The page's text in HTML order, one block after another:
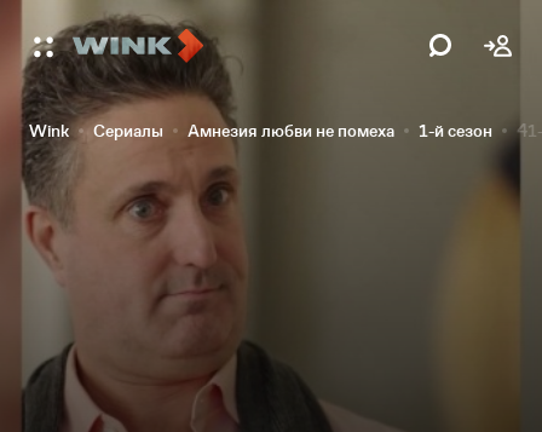
Wink Сериалы Амнезия любви не помеха 1-й сезон